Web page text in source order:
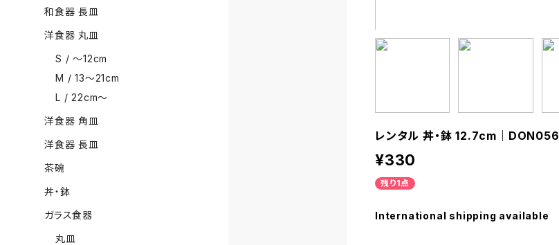
レンタル 丼・鉢 12.7cm｜DON056
¥330
残り1点
International shipping available
和食器 長皿
洋食器 丸皿
S / 〜12cm
M / 13〜21cm
L / 22cm〜
洋食器 角皿
洋食器 長皿
茶碗
丼・鉢
ガラス食器
丸皿